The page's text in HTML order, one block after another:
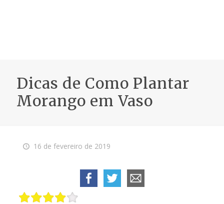
Dicas de Como Plantar
Morango em Vaso
16 de fevereiro de 2019